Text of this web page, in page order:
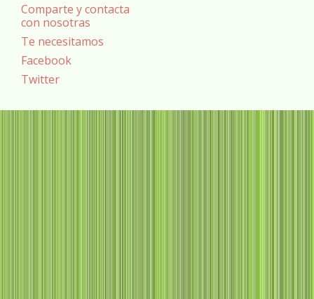
Comparte y contacta
con nosotras
Te necesitamos
Facebook
Twitter